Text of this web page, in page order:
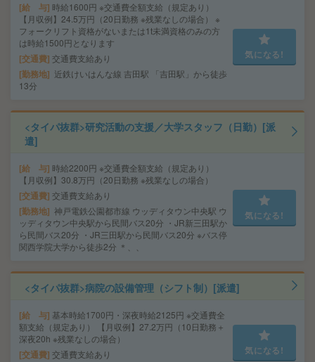
給 与 時給1600円 ※交通費全額支給（規定あり）
【月収例】24.5万円（20日勤務 ※残業なしの場合） ※
フォークリフト資格がないまたは1t未満資格のみの方
は時給1500円となります
交通費 交通費支給あり
勤務地
近鉄けいはんな線 吉田駅 「吉田駅」から徒歩
13分
気になる!
<タイパ抜群>研究活動の支援／大学スタッフ（日勤）[派
遣]
給 与 時給2200円 ※交通費全額支給（規定あり）
【月収例】30.8万円（20日勤務 ※残業なしの場合）
交通費 交通費支給あり
勤務地 神戸電鉄公園都市線 ウッディタウン中央駅 ウ
ッディタウン中央駅から民間バス20分 ・JR新三田駅か
ら民間バス20分 ・JR三田駅から民間バス20分 ※バス停
関西学院大学から徒歩2分 ＊、、
気になる!
<タイパ抜群>病院の設備管理（シフト制）[派遣]
給 与 基本時給1700円・深夜時給2125円 ※交通費全
額支給（規定あり） 【月収例】27.2万円（10日勤務＋
深夜20h ※残業なしの場合）
交通費 交通費支給あり 気になる!